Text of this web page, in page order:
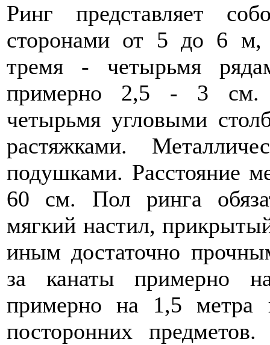
Ринг представляет
сторонами от 5 до 6 м,
тремя - четырьмя
примерно 2,5 - 3 см.
четырьмя угловыми
растяжками.
подушками. Расстояние
60 см. Пол ринга
мягкий настил,
иным достаточно
за канаты примерно
примерно на 1,5 метра
посторонних